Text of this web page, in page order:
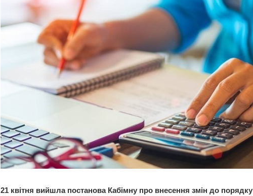
21 квітня вийшла постанова Кабімну про внесення змін до порядку